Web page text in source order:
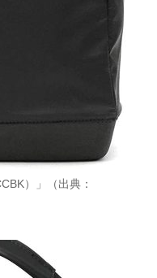
）」（出典：